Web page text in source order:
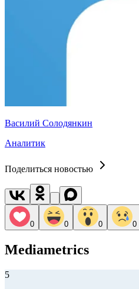
Василий Солодянкин
Аналитик
Поделиться новостью
0 0 0 0
Mediametrics
5